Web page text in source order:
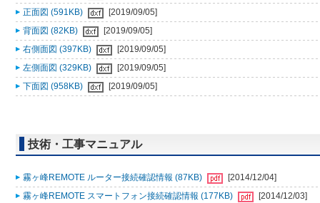
正面図 (591KB)
[2019/09/05]
背面図 (82KB)
[2019/09/05]
右側面図 (397KB)
[2019/09/05]
左側面図 (329KB)
[2019/09/05]
下面図 (958KB)
[2019/09/05]
技術・工事マニュアル
霧ヶ峰REMOTE ルーター接続確認情報 (87KB)
[2014/12/04]
霧ヶ峰REMOTE スマートフォン接続確認情報 (177KB)
[2014/12/03]